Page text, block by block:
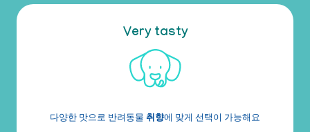
Very tasty
다양한 맛으로 반려동물 취향에 맞게 선택이 가능해요